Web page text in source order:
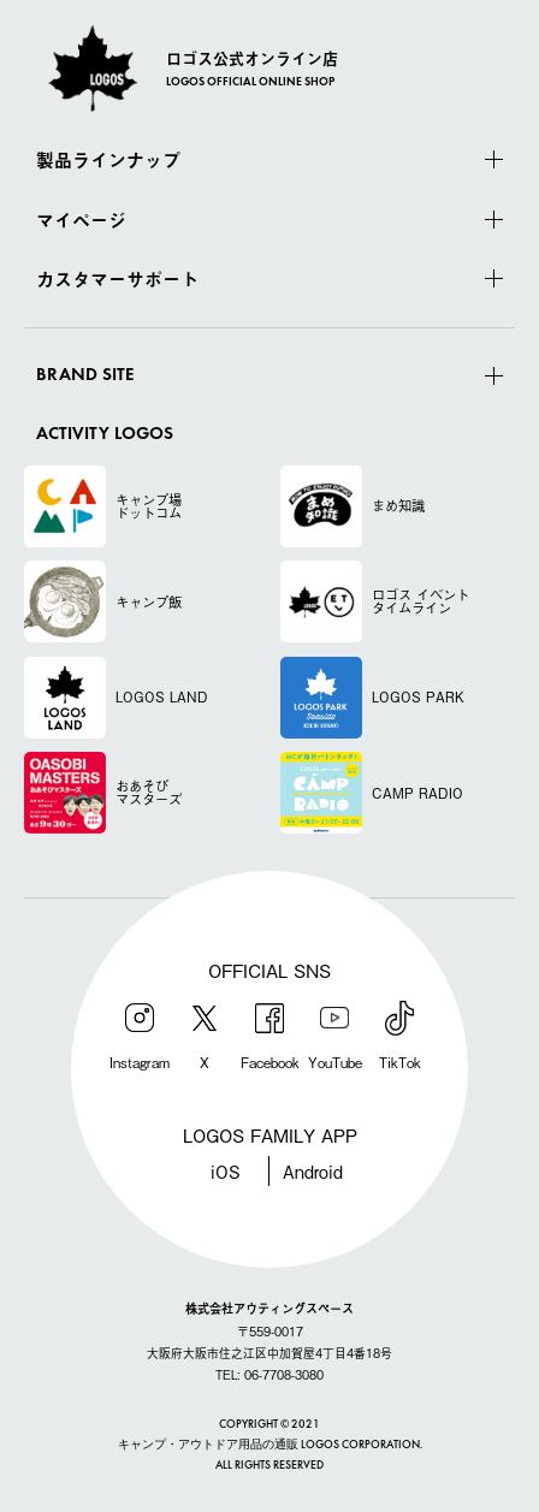
ロゴス公式オンライン店
LOGOS OFFICIAL ONLINE SHOP
製品ラインナップ
マイページ
カスタマーサポート
BRAND SITE
ACTIVITY LOGOS
キャンプ場
ドットコム まめ知識
キャンプ飯 ロゴス イベント
タイムライン
LOGOS LAND LOGOS PARK
おあそび
マスターズ CAMP RADIO
OFFICIAL SNS
Instagram X Facebook YouTube TikTok
LOGOS FAMILY APP
iOS Android
株式会社アウティングスペース
〒559-0017
大阪府大阪市住之江区中加賀屋4丁目4番18号
TEL: 06-7708-3080
COPYRIGHT © 2021
キャンプ・アウトドア用品の通販 LOGOS CORPORATION.
ALL RIGHTS RESERVED